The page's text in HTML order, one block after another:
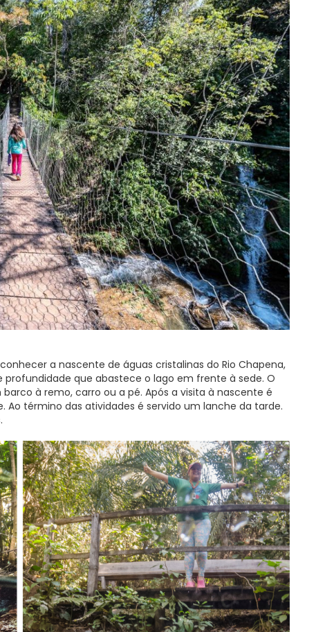
a nascente de águas cristalinas do Rio Chapena,
que abastece o lago em frente à sede. O
à remo, carro ou a pé. Após a visita à nascente é
Ao término das atividades é servido um lanche da tarde.